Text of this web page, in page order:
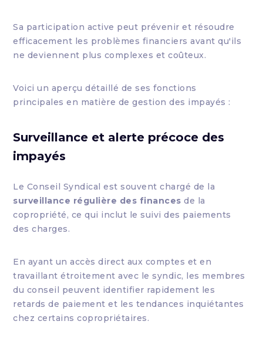
Sa participation active peut prévenir et résoudre
efficacement les problèmes financiers avant qu'ils
ne deviennent plus complexes et coûteux.
Voici un aperçu détaillé de ses fonctions
principales en matière de gestion des impayés :
Surveillance et alerte précoce des
impayés
Le Conseil Syndical est souvent chargé de la
surveillance régulière des finances de la
copropriété, ce qui inclut le suivi des paiements
des charges.
En ayant un accès direct aux comptes et en
travaillant étroitement avec le syndic, les membres
du conseil peuvent identifier rapidement les
retards de paiement et les tendances inquiétantes
chez certains copropriétaires.